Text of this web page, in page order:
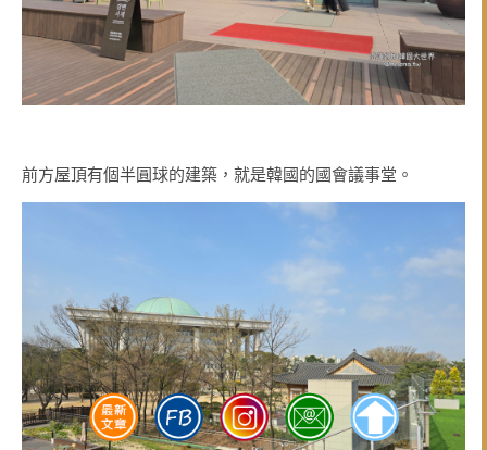
前方屋頂有個半圓球的建築，就是韓國的國會議事堂。